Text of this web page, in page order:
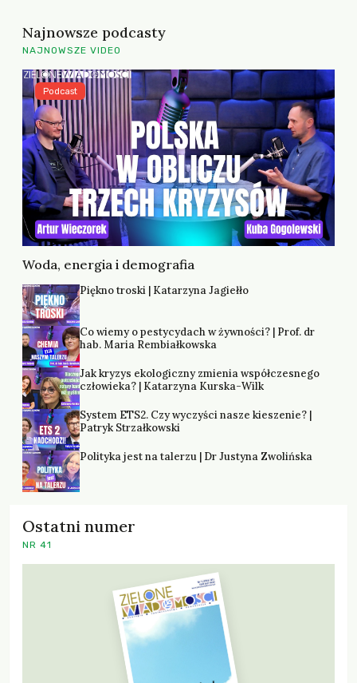
Najnowsze podcasty
NAJNOWSZE VIDEO
Woda, energia i demografia
Podcast
Piękno troski | Katarzyna Jagiełło
Co wiemy o pestycydach w żywności? | Prof. dr
hab. Maria Rembiałkowska
Jak kryzys ekologiczny zmienia współczesnego
człowieka? | Katarzyna Kurska-Wilk
System ETS2. Czy wyczyści nasze kieszenie? |
Patryk Strzałkowski
Polityka jest na talerzu | Dr Justyna Zwolińska
Ostatni numer
NR 41